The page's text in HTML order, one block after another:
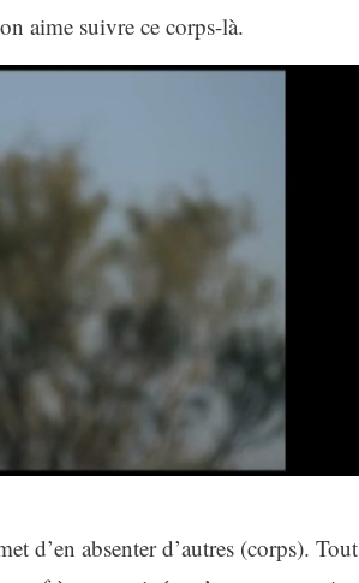
aime suivre ce corps-là.
d’en absenter d’autres (corps). Tout